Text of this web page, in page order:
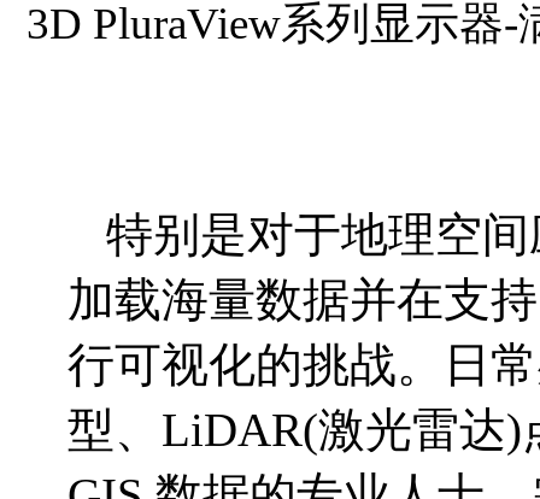
3D PluraView系列显示器
特别是对于地理空
加载海量数据并在支
行可视化的挑战。日
型、LiDAR(激光雷达)